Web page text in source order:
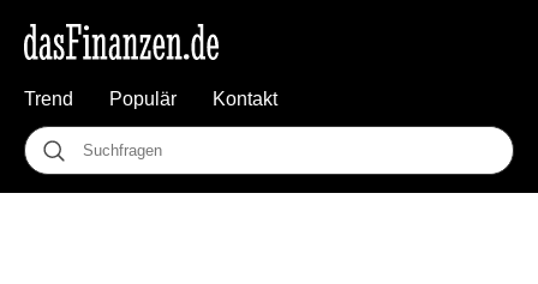
Trend Populär Kontakt